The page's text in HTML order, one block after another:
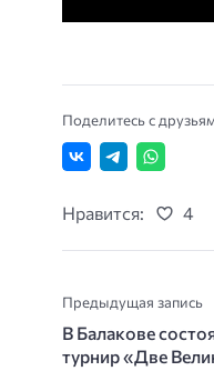
Поделитесь с
Нравится: 4
Предыдущая запись
В Балакове
турнир «Две